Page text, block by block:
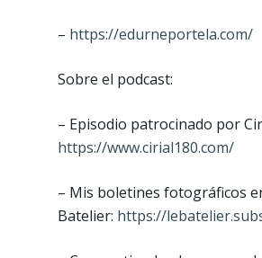
– https://edurneportela.com/
Sobre el podcast:
– Episodio patrocinado por
https://www.cirial180.com/
– Mis boletines fotográficos
Batelier⁠: https://